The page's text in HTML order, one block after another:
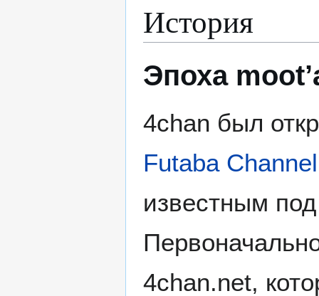
История
Эпоха
4chan был
Futaba Channel
известным
4chan.net,